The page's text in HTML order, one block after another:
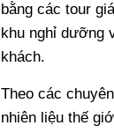
bằng các tour
khu nghỉ dưỡng
khách.
Theo các
nhiên liệu thế